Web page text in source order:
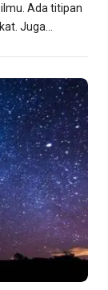
Ada titipan
Juga…